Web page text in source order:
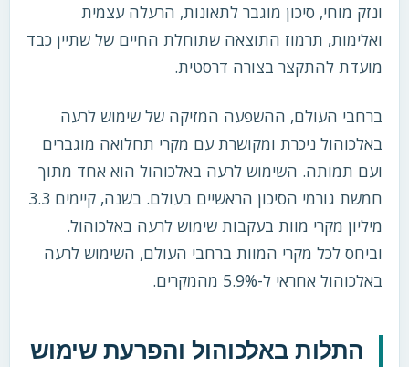
ונזק מוחי, סיכון מוגבר לתאונות, הרעלה עצמית
ואלימות, תרמוז התוצאה שתוחלת החיים של שתיין כבד
מועדת להתקצר בצורה דרסטית.
ברחבי העולם, ההשפעה המזיקה של שימוש לרעה
באלכוהול ניכרת ומקושרת עם מקרי תחלואה מוגברים
ועם תמותה. השימוש לרעה באלכוהול הוא אחד מתוך
חמשת גורמי הסיכון הראשיים בעולם. בשנה, קיימים 3.3
מיליון מקרי מוות בעקבות שימוש לרעה באלכוהול.
וביחס לכל מקרי המוות ברחבי העולם, השימוש לרעה
באלכוהול אחראי ל-5.9% מהמקרים.
התלות באלכוהול והפרעת שימוש